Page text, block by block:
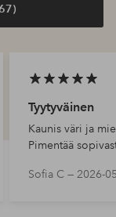
Tyytyväinen
Kaunis väri ja
Pimentää
Sofia C — 2026-